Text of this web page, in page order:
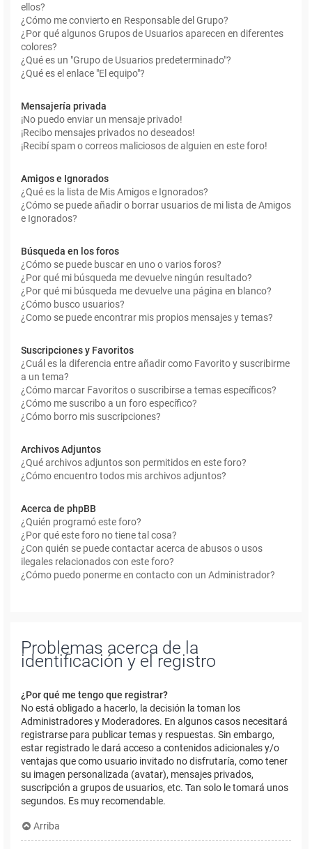
ellos?
¿Cómo me convierto en Responsable del Grupo?
¿Por qué algunos Grupos de Usuarios aparecen en diferentes
colores?
¿Qué es un "Grupo de Usuarios predeterminado"?
¿Qué es el enlace "El equipo"?
Mensajería privada
¡No puedo enviar un mensaje privado!
¡Recibo mensajes privados no deseados!
¡Recibí spam o correos maliciosos de alguien en este foro!
Amigos e Ignorados
¿Qué es la lista de Mis Amigos e Ignorados?
¿Cómo se puede añadir o borrar usuarios de mi lista de Amigos
e Ignorados?
Búsqueda en los foros
¿Cómo se puede buscar en uno o varios foros?
¿Por qué mi búsqueda me devuelve ningún resultado?
¿Por qué mi búsqueda me devuelve una página en blanco?
¿Cómo busco usuarios?
¿Como se puede encontrar mis propios mensajes y temas?
Suscripciones y Favoritos
¿Cuál es la diferencia entre añadir como Favorito y suscribirme
a un tema?
¿Cómo marcar Favoritos o suscribirse a temas específicos?
¿Cómo me suscribo a un foro específico?
¿Cómo borro mis suscripciones?
Archivos Adjuntos
¿Qué archivos adjuntos son permitidos en este foro?
¿Cómo encuentro todos mis archivos adjuntos?
Acerca de phpBB
¿Quién programó este foro?
¿Por qué este foro no tiene tal cosa?
¿Con quién se puede contactar acerca de abusos o usos
ilegales relacionados con este foro?
¿Cómo puedo ponerme en contacto con un Administrador?
Problemas acerca de la
identificación y el registro
¿Por qué me tengo que registrar?
No está obligado a hacerlo, la decisión la toman los
Administradores y Moderadores. En algunos casos necesitará
registrarse para publicar temas y respuestas. Sin embargo,
estar registrado le dará acceso a contenidos adicionales y/o
ventajas que como usuario invitado no disfrutaría, como tener
su imagen personalizada (avatar), mensajes privados,
suscripción a grupos de usuarios, etc. Tan solo le tomará unos
segundos. Es muy recomendable.
Arriba